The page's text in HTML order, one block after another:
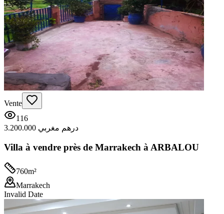
Vente
116
3.200.000 درهم مغربي
Villa à vendre près de Marrakech à ARBALOU
760m²
Marrakech
Invalid Date